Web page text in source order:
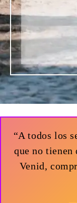
“A todos los
que no tienen
Venid,